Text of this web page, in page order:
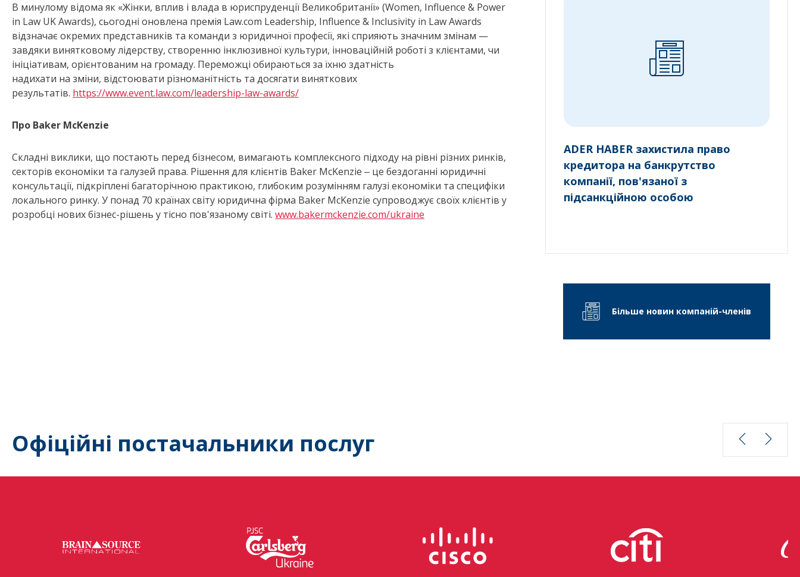
В минулому відома як «Жінки, вплив і влада в юриспруденції Великобританії» (Women, Influence & Power
in Law UK Awards), сьогодні оновлена премія Law.com Leadership, Influence & Inclusivity in Law Awards
відзначає окремих представників та команди з юридичної професії, які сприяють значним змінам —
завдяки винятковому лідерству, створенню інклюзивної культури, інноваційній роботі з клієнтами, чи
ініціативам, орієнтованим на громаду. Переможці обираються за їхню здатність
надихати на зміни, відстоювати різноманітність та досягати виняткових
результатів. https://www.event.law.com/leadership-law-awards/
Про Baker McKenzie
Складні виклики, що постають перед бізнесом, вимагають комплексного підходу на рівні різних ринків,
секторів економіки та галузей права. Рішення для клієнтів Baker McKenzie ‒ це бездоганні юридичні
консультації, підкріплені багаторічною практикою, глибоким розумінням галузі економіки та специфіки
локального ринку. У понад 70 країнах світу юридична фірма Baker McKenzie супроводжує своїх клієнтів у
розробці нових бізнес-рішень у тісно пов'язаному світі. www.bakermckenzie.com/ukraine
ADER HABER захистила право
кредитора на банкрутство
компанії, пов'язаної з
підсанкційною особою
Більше новин компаній-членів
Офіційні постачальники послуг